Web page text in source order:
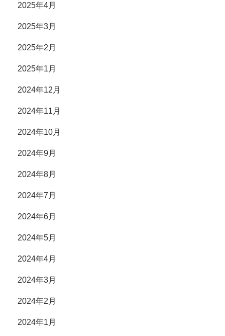
2025年4月
2025年3月
2025年2月
2025年1月
2024年12月
2024年11月
2024年10月
2024年9月
2024年8月
2024年7月
2024年6月
2024年5月
2024年4月
2024年3月
2024年2月
2024年1月